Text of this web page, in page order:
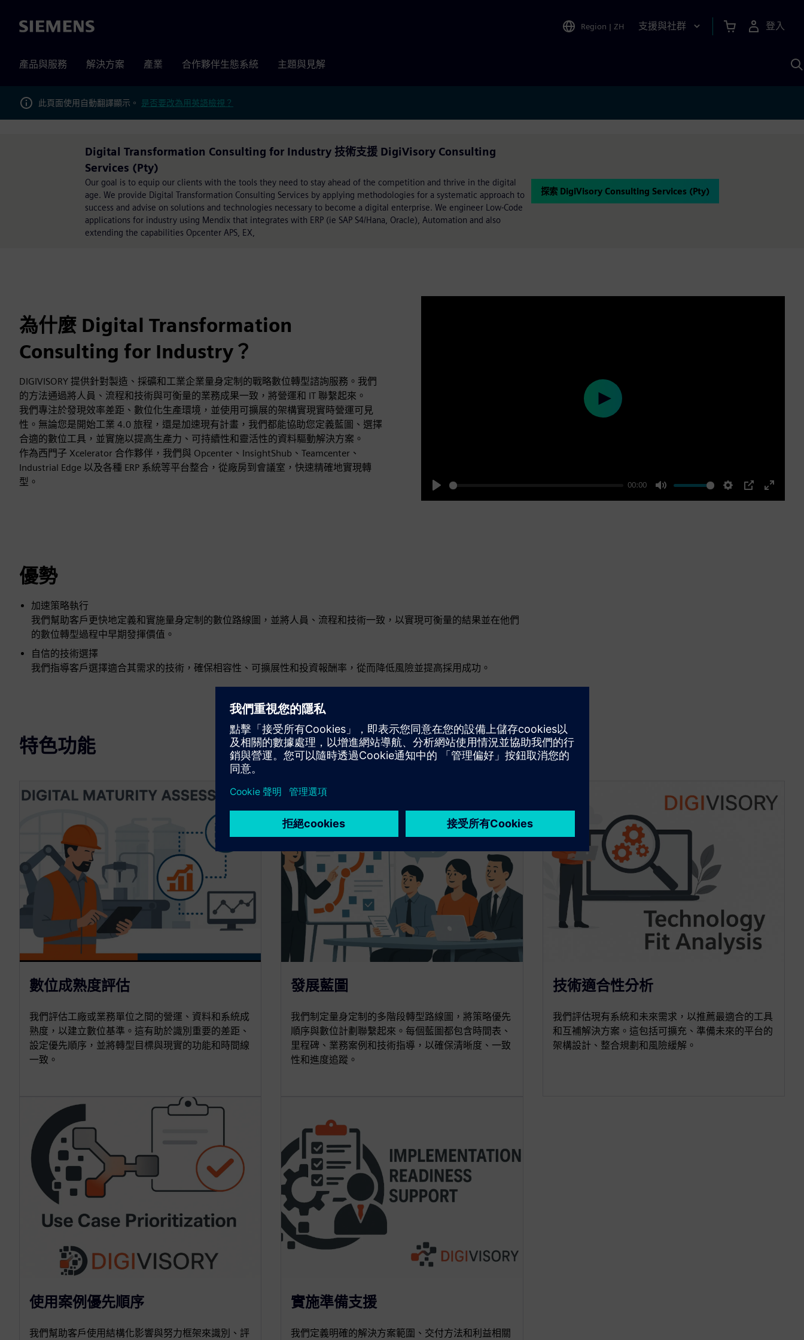
Siemens Region | ZH 支援與社群 登入
產品與服務 解決方案 產業 合作夥伴生態系統 主題與見解
此頁面使用自動翻譯顯示。 是否要改為用英語檢視？
Digital Transformation Consulting for Industry 技術支援 DigiVisory Consulting
Services (Pty)
Our goal is to equip our clients with the tools they need to stay ahead of the competition and thrive in the digital
age. We provide Digital Transformation Consulting Services by applying methodologies for a systematic approach to
success and advise on solutions and technologies necessary to become a digital enterprise. We engineer Low-Code
applications for industry using Mendix that integrates with ERP (ie SAP S4/Hana, Oracle), Automation and also
extending the capabilities Opcenter APS, EX,
探索 DigiVisory Consulting Services (Pty)
為什麼 Digital Transformation
Consulting for Industry？
DIGIVISORY 提供針對製造、採礦和工業企業量身定制的戰略數位轉型諮詢服務。我們
的方法通過將人員、流程和技術與可衡量的業務成果一致，將營運和 IT 聯繫起來。
我們專注於發現效率差距、數位化生產環境，並使用可擴展的架構實現實時營運可見
性。無論您是開始工業 4.0 旅程，還是加速現有計畫，我們都能協助您定義藍圖、選擇
合適的數位工具，並實施以提高生產力、可持續性和靈活性的資料驅動解決方案。
作為西門子 Xcelerator 合作夥伴，我們與 Opcenter、InsightShub、Teamcenter、
Industrial Edge 以及各種 ERP 系統等平台整合，從廠房到會議室，快速精確地實現轉
型。
Play
00:00
Mute Settings
PIP
Enter
Play
優勢
加速策略執行
我們幫助客戶更快地定義和實施量身定制的數位路線圖，並將人員、流程和技術一致，以實現可衡量的結果並在他們
的數位轉型過程中早期發揮價值。
自信的技術選擇
我們指導客戶選擇適合其需求的技術，確保相容性、可擴展性和投資報酬率，從而降低風險並提高採用成功。
特色功能
數位成熟度評估
我們評估工廠或業務單位之間的營運、資料和系統成
熟度，以建立數位基準。這有助於識別重要的差距、
設定優先順序，並將轉型目標與現實的功能和時間線
一致。
發展藍圖
我們制定量身定制的多階段轉型路線圖，將策略優先
順序與數位計劃聯繫起來。每個藍圖都包含時間表、
里程碑、業務案例和技術指導，以確保清晰度、一致
性和進度追蹤。
技術適合性分析
我們評估現有系統和未來需求，以推薦最適合的工具
和互補解決方案。這包括可擴充、準備未來的平台的
架構設計、整合規劃和風險緩解。
使用案例優先順序
我們幫助客戶使用結構化影響與努力框架來識別、評
實施準備支援
我們定義明確的解決方案範圍、交付方法和利益相關